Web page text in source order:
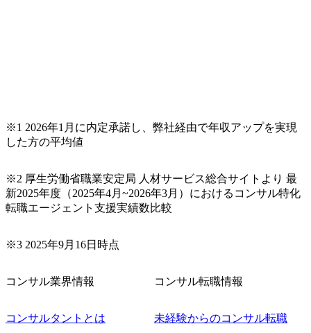
サルティングファームの立ち上げフェーズに関わることが
できる 豊富な経験を持つコンサル経験者の場合は、自らチ
ーションの開発 など) シンプレクスの顧客基盤、エンジニ
アケイパビリティを活かた確度の高い事業立ち上げが経験
できる 2026年8月21日(金) 19:30〜21:30 (19:20開場) 2026年8
く可能性がございます。 このたび、ファーム経験者の方を
できる機会ですので、ぜひご参加ください。 当日はXspear
名参加する予定です！ ●費用 : 無料 虎ノ門ヒルズ付近 ※詳
※1 2026年1月に内定承諾し、弊社経由で年収アップを実現
した方の平均値
※2 厚生労働省職業安定局 人材サービス総合サイトより 最
新2025年度（2025年4月~2026年3月）におけるコンサル特化
転職エージェント支援実績数比較
※3 2025年9月16日時点
コンサル業界情報
コンサルタントとは
コンサル転職情報
未経験からのコンサル転職